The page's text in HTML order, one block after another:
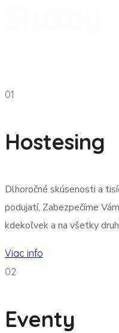
01
Hostesing
Dlhoročné skúsenosti a
podujatí. Zabezpečíme
kdekoľvek a na všetky
Viac info
02
Eventy